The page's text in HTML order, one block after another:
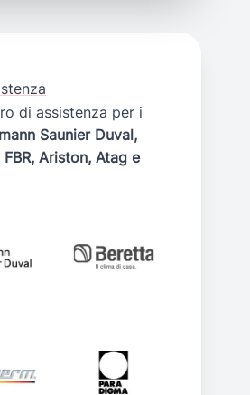
di assistenza per i
Saunier Duval,
Ariston, Atag e